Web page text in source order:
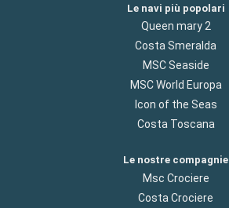
Le navi più popolari
Queen mary 2
Costa Smeralda
MSC Seaside
MSC World Europa
Icon of the Seas
Costa Toscana
Le nostre compagnie
Msc Crociere
Costa Crociere